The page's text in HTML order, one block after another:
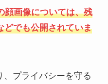
顔画像については、残
どでも公開されていま
プライバシーを守る